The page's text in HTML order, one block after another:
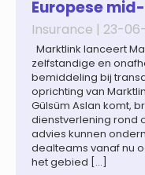
Europese
Insurance | 23-
Marktlink lanceert
zelfstandige en
bemiddeling bij
oprichting van
Gülsüm Aslan komt,
dienstverlening rond
advies kunnen
dealteams vanaf nu
het gebied […]